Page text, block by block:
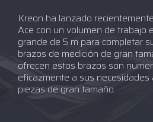
Kreon ha lanzado
Ace con un volumen de trabajo
grande de 5 m para completar
brazos de medición de gran
ofrecen estos brazos son
eficazmente a sus necesidades
piezas de gran tamaño.